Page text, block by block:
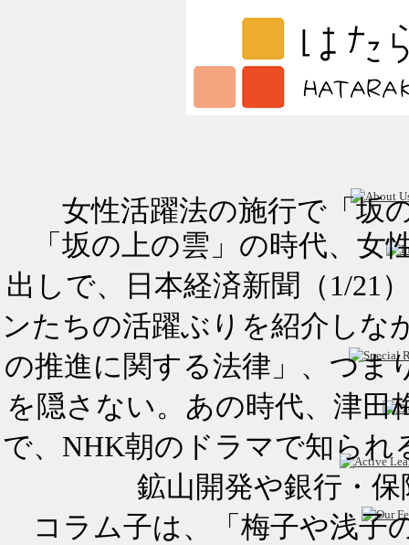
女性活躍法の施行で「坂
「坂の上の雲」の時代、女
出しで、日本経済新聞（1/21
ンたちの活躍ぶりを紹介しな
の推進に関する法律」、つま
を隠さない。あの時代、津田
で、NHK朝のドラマで知られ
鉱山開発や銀行・
コラム子は、「梅子や浅子